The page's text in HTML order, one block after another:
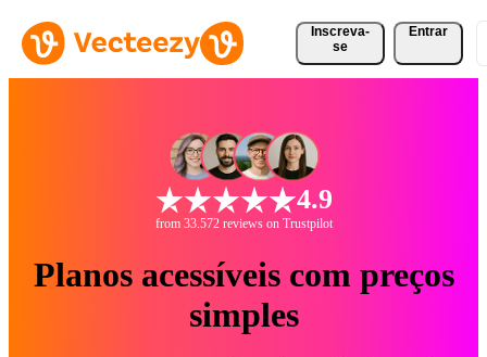
Inscreva-
se
Entrar
4.9
from 33.572 reviews on Trustpilot
Planos acessíveis com preços
simples